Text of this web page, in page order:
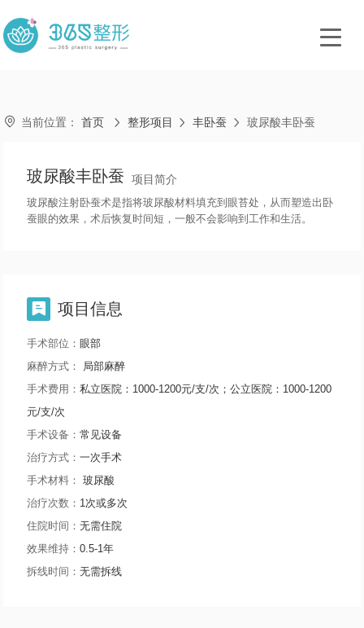
 当前位置： 首页  整形项目  丰卧蚕  玻尿酸丰卧蚕
玻尿酸丰卧蚕 项目简介
玻尿酸注射卧蚕术是指将玻尿酸材料填充到眼苔处，从而塑造出卧
蚕眼的效果，术后恢复时间短，一般不会影响到工作和生活。
 项目信息
手术部位： 眼部
麻醉方式：
局部麻醉
手术费用：私立医院：1000-1200元/支/次；公立医院：1000-1200
元/支/次
手术设备：常见设备
治疗方式：一次手术
手术材料：
玻尿酸
治疗次数： 1次或多次
住院时间：无需住院
效果维持：0.5-1年
拆线时间：无需拆线